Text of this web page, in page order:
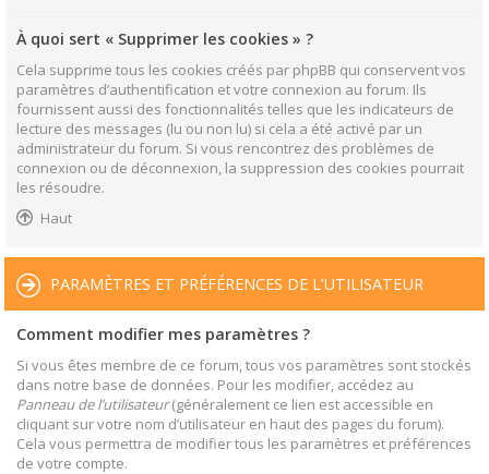
À quoi sert « Supprimer les cookies » ?
Cela supprime tous les cookies créés par phpBB qui conservent vos
paramètres d’authentification et votre connexion au forum. Ils
fournissent aussi des fonctionnalités telles que les indicateurs de
lecture des messages (lu ou non lu) si cela a été activé par un
administrateur du forum. Si vous rencontrez des problèmes de
connexion ou de déconnexion, la suppression des cookies pourrait
les résoudre.
Haut
PARAMÈTRES ET PRÉFÉRENCES DE L’UTILISATEUR
Comment modifier mes paramètres ?
Si vous êtes membre de ce forum, tous vos paramètres sont stockés
dans notre base de données. Pour les modifier, accédez au
Panneau de l’utilisateur(généralement ce lien est accessible en
cliquant sur votre nom d’utilisateur en haut des pages du forum).
Cela vous permettra de modifier tous les paramètres et préférences
de votre compte.